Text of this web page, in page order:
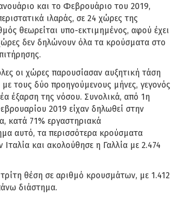
και το Φεβρουάριο του 2019,
ιλαράς, σε 24 χώρες της
θεωρείται υπο-εκτιμημένος, αφού έχει
δεν δηλώνουν όλα τα κρούσματα στο
οι χώρες παρουσίασαν αυξητική τάση
τους δύο προηγούμενους μήνες, γεγονός
έξαρση της νόσου. Συνολικά, από 1η
2019 είχαν δηλωθεί στην
κατά 71% εργαστηριακά
αυτό, τα περισσότερα κρούσματα
και ακολούθησε η Γαλλία με 2.474
θέση σε αριθμό κρουσμάτων, με 1.412
διάστημα.